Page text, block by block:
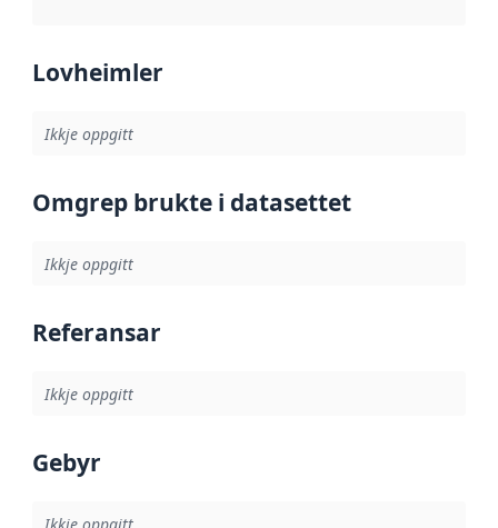
Lovheimler
Ikkje oppgitt
Omgrep brukte i datasettet
Ikkje oppgitt
Referansar
Ikkje oppgitt
Gebyr